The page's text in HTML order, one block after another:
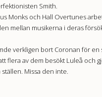
Smith.
Monks och Hall Overtunes
mellan musikerna i deras
verkligen bort Coronan för
flera av dem besökt Luleå och
Missa den inte.